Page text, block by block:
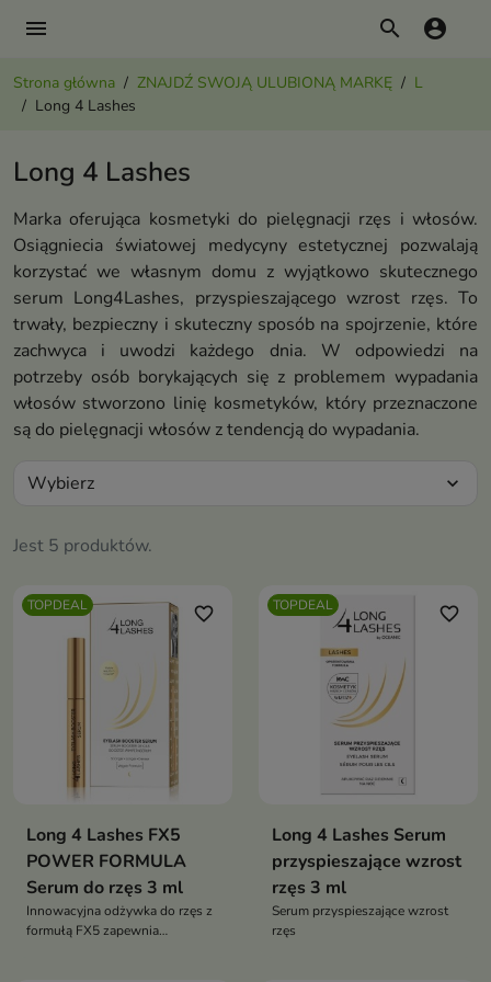
menu search account_circle
Strona główna ZNAJDŹ SWOJĄ ULUBIONĄ MARKĘ
L
Long 4 Lashes
Long 4 Lashes
Marka oferująca kosmetyki do pielęgnacji rzęs i włosów.
Osiągniecia światowej medycyny estetycznej pozwalają
korzystać we własnym domu z wyjątkowo skutecznego
serum Long4Lashes, przyspieszającego wzrost rzęs. To
trwały, bezpieczny i skuteczny sposób na spojrzenie, które
zachwyca i uwodzi każdego dnia. W odpowiedzi na
potrzeby osób borykających się z problemem wypadania
włosów stworzono linię kosmetyków, który przeznaczone
są do pielęgnacji włosów z tendencją do wypadania.
Jest 5 produktów.
Wybierz expand_more
TOPDEAL favorite_border
Long 4 Lashes FX5
POWER FORMULA
Serum do rzęs 3 ml
Innowacyjna odżywka do rzęs z
formułą FX5 zapewnia
TOPDEAL favorite_border
Long 4 Lashes Serum
przyspieszające wzrost
rzęs 3 ml
Serum przyspieszające wzrost
rzęs